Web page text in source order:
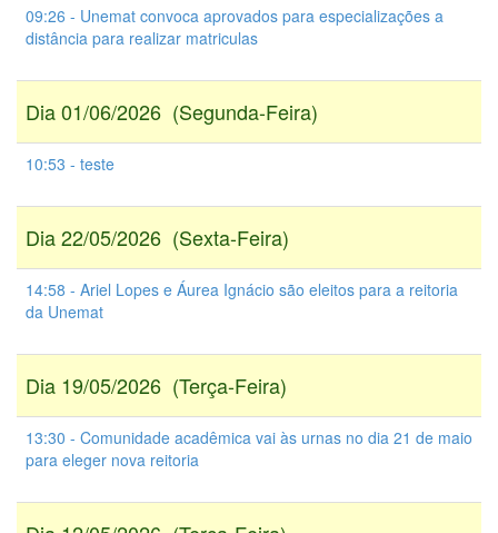
09:26 - Unemat convoca aprovados para especializações a
distância para realizar matriculas
Dia 01/06/2026 (Segunda-Feira)
10:53 - teste
Dia 22/05/2026 (Sexta-Feira)
14:58 - Ariel Lopes e Áurea Ignácio são eleitos para a reitoria
da Unemat
Dia 19/05/2026 (Terça-Feira)
13:30 - Comunidade acadêmica vai às urnas no dia 21 de maio
para eleger nova reitoria